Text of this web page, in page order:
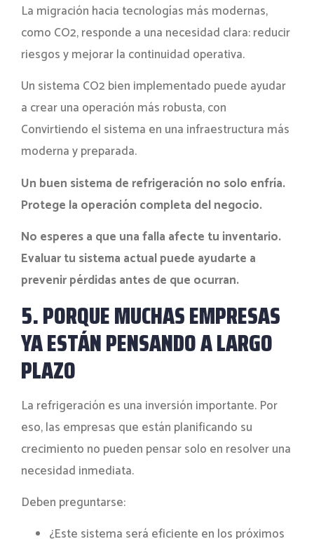
La migración hacia tecnologías más modernas,
como CO2, responde a una necesidad clara: reducir
riesgos y mejorar la continuidad operativa.
Un sistema CO2 bien implementado puede ayudar
a crear una operación más robusta, con
Convirtiendo el sistema en una infraestructura más
moderna y preparada.
Un buen sistema de refrigeración no solo enfría.
Protege la operación completa del negocio.
No esperes a que una falla afecte tu inventario.
Evaluar tu sistema actual puede ayudarte a
prevenir pérdidas antes de que ocurran.
5. PORQUE MUCHAS EMPRESAS
YA ESTÁN PENSANDO A LARGO
PLAZO
La refrigeración es una inversión importante. Por
eso, las empresas que están planificando su
crecimiento no pueden pensar solo en resolver una
necesidad inmediata.
Deben preguntarse:
¿Este sistema será eficiente en los próximos